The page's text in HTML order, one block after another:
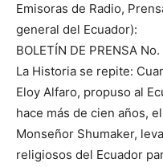
Emisoras de Radio,
general del Ecuador):
BOLETÍN DE PRENSA No.
La Historia se repite:
Eloy Alfaro, propuso al
hace más de cien años,
Monseñor Shumaker,
religiosos del Ecuador